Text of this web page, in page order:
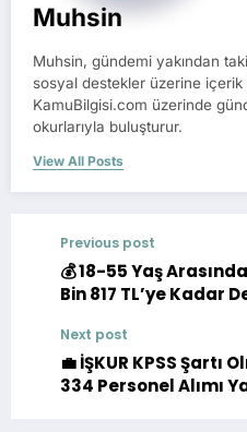
Muhsin
Muhsin, gündemi yakından
sosyal destekler üzerine içerik
KamuBilgisi.com üzerinde
okurlarıyla buluşturur.
View All Posts
Previous post
💰 18-55 Yaş
Bin 817 TL’ye Kadar
Next post
💼 İŞKUR KPSS Şartı
334 Personel Alımı